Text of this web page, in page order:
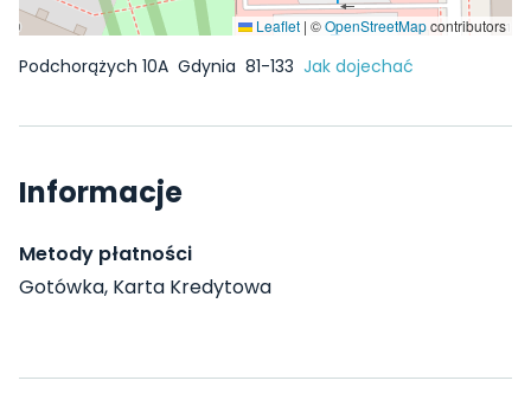
Leaflet | ©OpenStreetMapcontributors
Podchorążych 10A Gdynia 81-133 Jak dojechać
Informacje
Metody płatności
Gotówka, Karta Kredytowa